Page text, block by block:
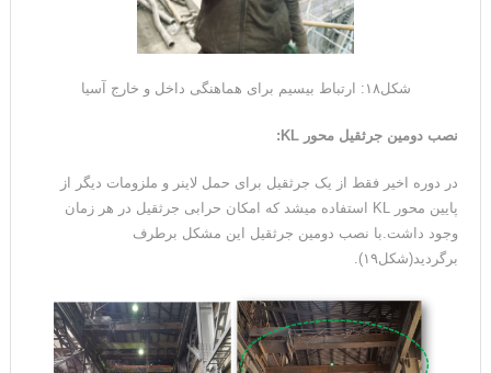
شکل۱۸: ارتباط بیسیم برای هماهنگی داخل و خارج آسیا
نصب دومین جرثقیل محور KL :
در دوره اخیر فقط از یک جرثقیل برای حمل لاینر و ملزومات دیگر از
پایین محور KL استفاده میشد که امکان حرابی جرثقیل در هر زمان
وجود داشت.با نصب دومین جرثقیل این مشکل برطرف
برگردید(شکل۱۹).